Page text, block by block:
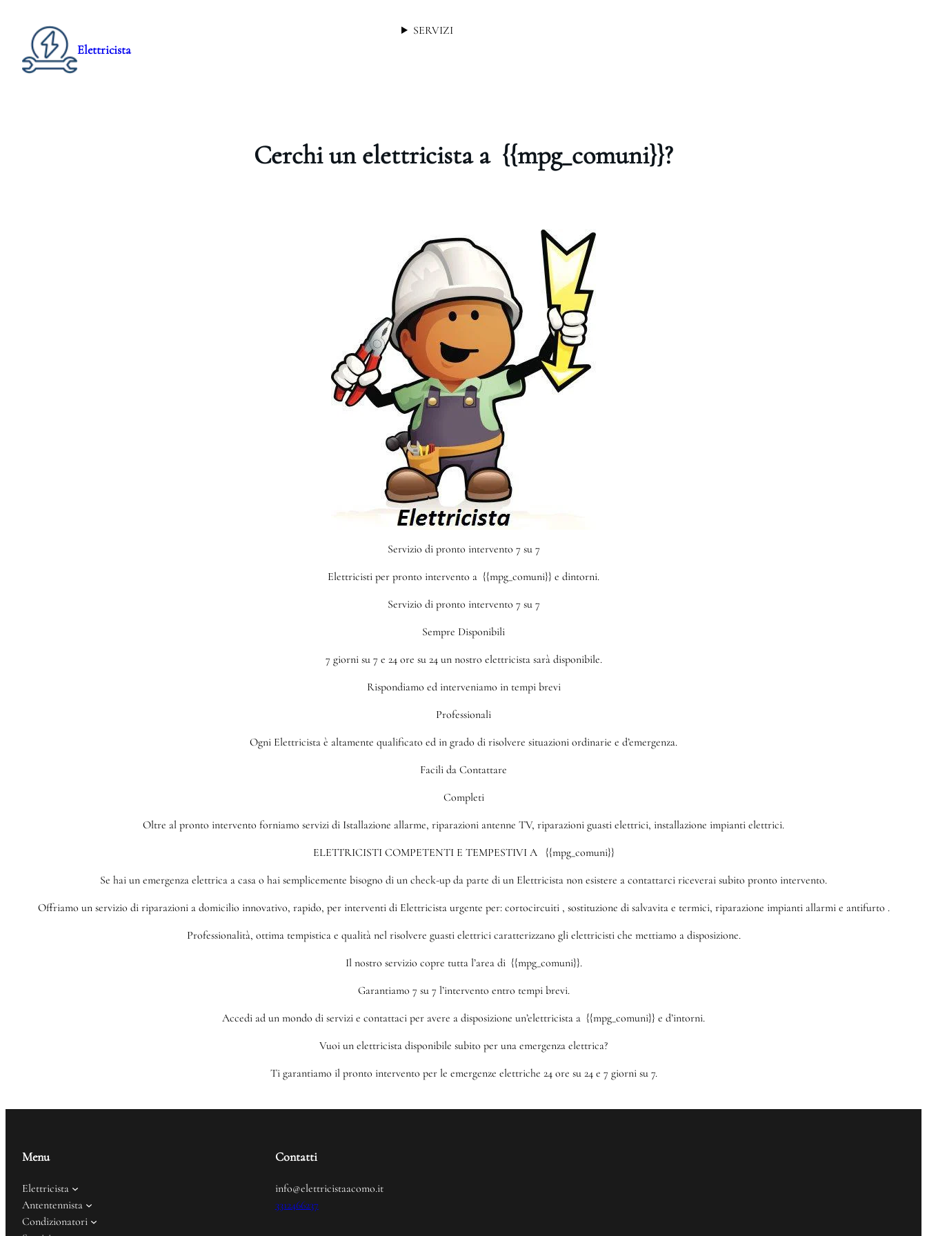
Elettricista
SERVIZI
Cerchi un elettricista a {{mpg_comuni}}?
Servizio di pronto intervento 7 su 7
Elettricisti per pronto intervento a {{mpg_comuni}} e dintorni.
Servizio di pronto intervento 7 su 7
Sempre Disponibili
7 giorni su 7 e 24 ore su 24 un nostro elettricista sarà disponibile.
Rispondiamo ed interveniamo in tempi brevi
Professionali
Ogni Elettricista è altamente qualificato ed in grado di risolvere situazioni ordinarie e d’emergenza.
Facili da Contattare
Completi
Oltre al pronto intervento forniamo servizi di Istallazione allarme, riparazioni antenne TV, riparazioni guasti elettrici, installazione impianti elettrici.
ELETTRICISTI COMPETENTI E TEMPESTIVI A {{mpg_comuni}}
Se hai un emergenza elettrica a casa o hai semplicemente bisogno di un check-up da parte di un Elettricista non esistere a contattarci riceverai subito pronto intervento.
Offriamo un servizio di riparazioni a domicilio innovativo, rapido, per interventi di Elettricista urgente per: cortocircuiti , sostituzione di salvavita e termici, riparazione impianti allarmi e antifurto .
Professionalità, ottima tempistica e qualità nel risolvere guasti elettrici caratterizzano gli elettricisti che mettiamo a disposizione.
Il nostro servizio copre tutta l’area di {{mpg_comuni}}.
Garantiamo 7 su 7 l’intervento entro tempi brevi.
Accedi ad un mondo di servizi e contattaci per avere a disposizione un’elettricista a {{mpg_comuni}} e d’intorni.
Vuoi un elettricista disponibile subito per una emergenza elettrica?
Ti garantiamo il pronto intervento per le emergenze elettriche 24 ore su 24 e 7 giorni su 7.
Menu
Elettricista
Antentennista
Condizionatori
Contatti
info@elettricistaacomo.it
3312466237